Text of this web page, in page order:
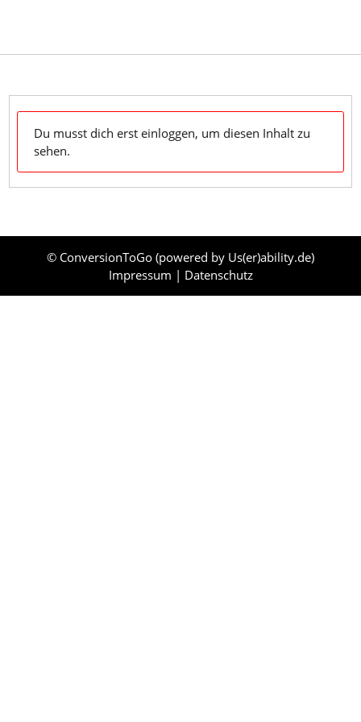
Dein Klaviyo-Support OnDemand & zum Mitnehmen
Du musst dich erst einloggen, um diesen Inhalt zu
sehen.
© ConversionToGo (powered by Us(er)ability.de)
Impressum | Datenschutz